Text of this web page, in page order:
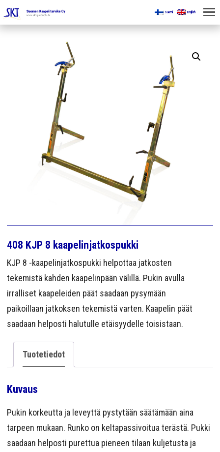
Suomi English
KAIVOKSILLE
TUOTTEET
KAIKKI OSASTOT
KAAPELINKÄSITTELYLAITTEET
JÄNNITETYÖLINJAVARUSTEET
KAIVOSTEOLLISUUDEN LAITTEET
YRITYS
YHTEYS
408 KJP 8 kaapelinjatkospukki
KJP 8 -kaapelinjatkospukki helpottaa jatkosten
tekemistä kahden kaapelinpään välillä. Pukin avulla
irralliset kaapeleiden päät saadaan pysymään
paikoillaan jatkoksen tekemistä varten. Kaapelin päät
saadaan helposti halutulle etäisyydelle toisistaan.
Tuotetiedot
Kuvaus
Pukin korkeutta ja leveyttä pystytään säätämään aina
tarpeen mukaan. Runko on keltapassivoitua terästä. Pukki
saadaan helposti purettua pieneen tilaan kuljetusta ja